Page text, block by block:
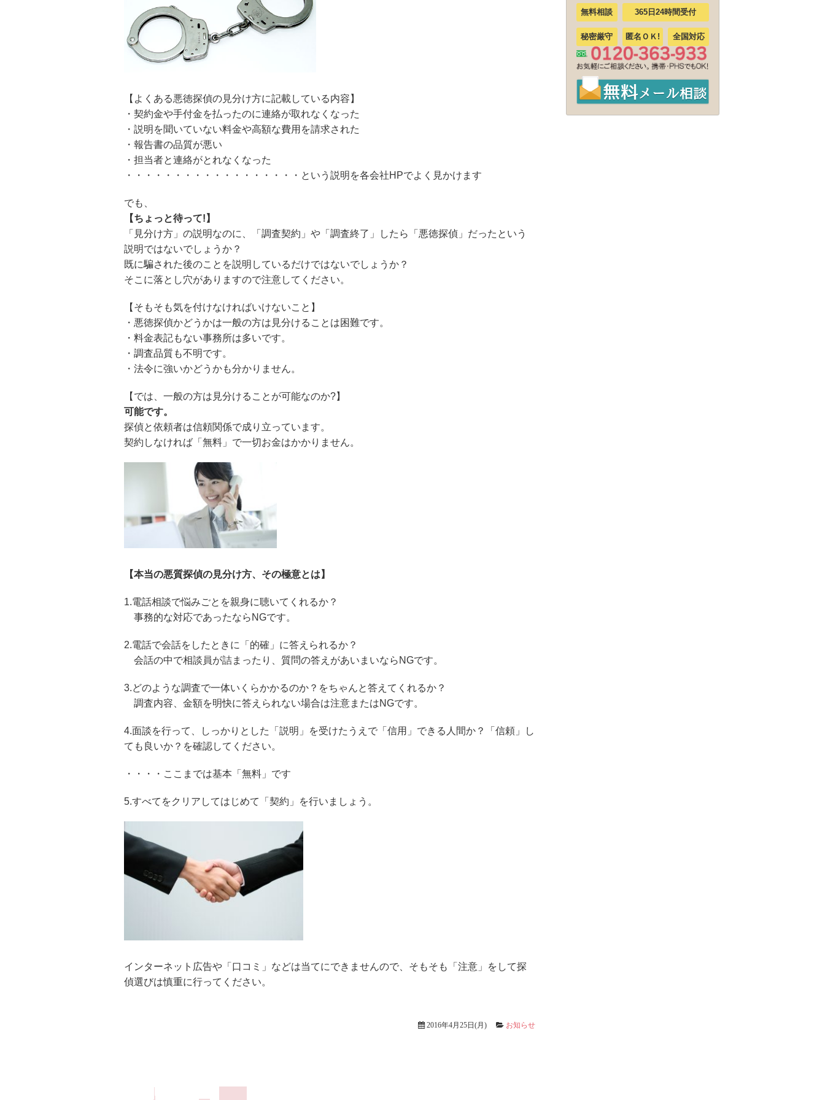
【よくある悪徳探偵の見分け方に記載している内容】
・契約金や手付金を払ったのに連絡が取れなくなった
・説明を聞いていない料金や高額な費用を請求された
・報告書の品質が悪い
・担当者と連絡がとれなくなった
・・・・・・・・・・・・・・・・・・という説明を各会社HPでよく見かけます
でも、
【ちょっと待って!】
「見分け方」の説明なのに、「調査契約」や「調査終了」したら「悪徳探偵」だったという
説明ではないでしょうか？
既に騙された後のことを説明しているだけではないでしょうか？
そこに落とし穴がありますので注意してください。
【そもそも気を付けなければいけないこと】
・悪徳探偵かどうかは一般の方は見分けることは困難です。
・料金表記もない事務所は多いです。
・調査品質も不明です。
・法令に強いかどうかも分かりません。
【では、一般の方は見分けることが可能なのか?】
可能です。
探偵と依頼者は信頼関係で成り立っています。
契約しなければ「無料」で一切お金はかかりません。
【本当の悪質探偵の見分け方、その極意とは】
1.電話相談で悩みごとを親身に聴いてくれるか？
事務的な対応であったならNGです。
2.電話で会話をしたときに「的確」に答えられるか？
会話の中で相談員が詰まったり、質問の答えがあいまいならNGです。
3.どのような調査で一体いくらかかるのか？をちゃんと答えてくれるか？
調査内容、金額を明快に答えられない場合は注意またはNGです。
4.面談を行って、しっかりとした「説明」を受けたうえで「信用」できる人間か？「信頼」し
ても良いか？を確認してください。
・・・・ここまでは基本「無料」です
5.すべてをクリアしてはじめて「契約」を行いましょう。
インターネット広告や「口コミ」などは当てにできませんので、そもそも「注意」をして探
偵選びは慎重に行ってください。
2016年4月25日(月) お知らせ
無料相談 365日24時間受付
秘密厳守 匿名ＯＫ! 全国対応